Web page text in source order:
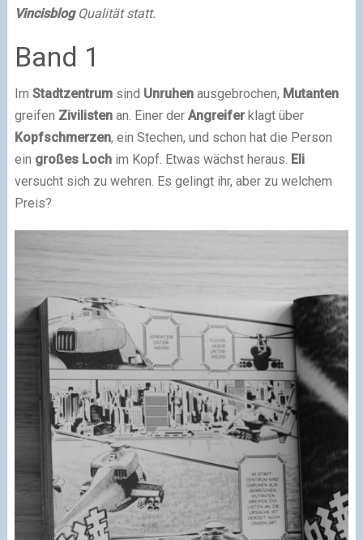
VincisblogQualität statt.
Band 1
Im Stadtzentrumsind Unruhenausgebrochen, Mutanten
greifen Zivilistenan. Einer der Angreiferklagt über
Kopfschmerzen, ein Stechen, und schon hat die Person
ein großes Lochim Kopf. Etwas wächst heraus. Eli
versucht sich zu wehren. Es gelingt ihr, aber zu welchem
Preis?